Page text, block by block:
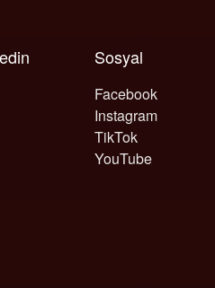
Sosyal
Facebook
Instagram
TikTok
YouTube